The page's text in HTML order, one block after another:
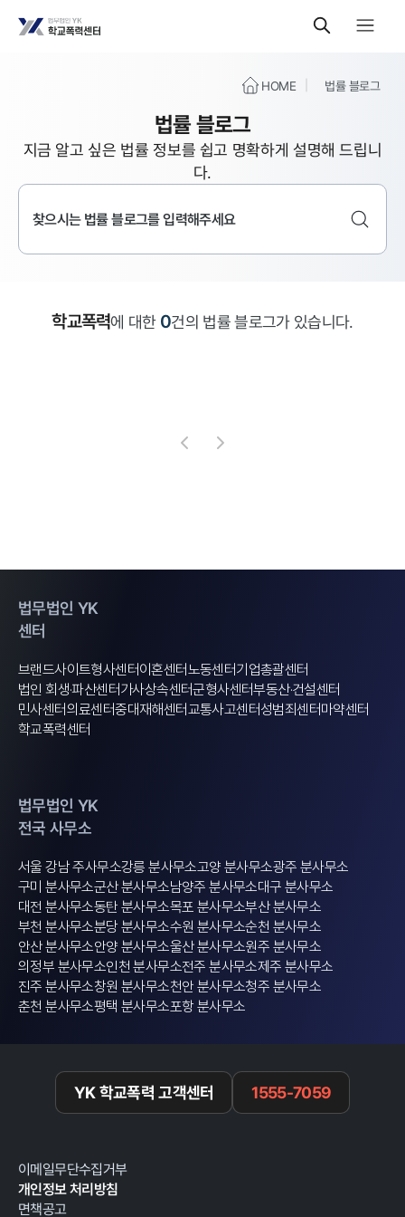
HOME 법률 블로그
법률 블로그
지금 알고 싶은 법률 정보를 쉽고 명확하게 설명해 드립니
다.
학교폭력에 대한 0건의 법률 블로그가 있습니다.
법무법인 YK
센터
브랜드사이트형사센터이혼센터노동센터기업총괄센터
법인 회생·파산센터가사상속센터군형사센터부동산·건설센터
민사센터의료센터중대재해센터교통사고센터성범죄센터마약센터
학교폭력센터
법무법인 YK
전국 사무소
서울 강남 주사무소강릉 분사무소고양 분사무소광주 분사무소
구미 분사무소군산 분사무소남양주 분사무소대구 분사무소
대전 분사무소동탄 분사무소목포 분사무소부산 분사무소
부천 분사무소분당 분사무소수원 분사무소순천 분사무소
안산 분사무소안양 분사무소울산 분사무소원주 분사무소
의정부 분사무소인천 분사무소전주 분사무소제주 분사무소
진주 분사무소창원 분사무소천안 분사무소청주 분사무소
춘천 분사무소평택 분사무소포항 분사무소
YK 학교폭력 고객센터 1555-7059
이메일무단수집거부
개인정보 처리방침
면책공고